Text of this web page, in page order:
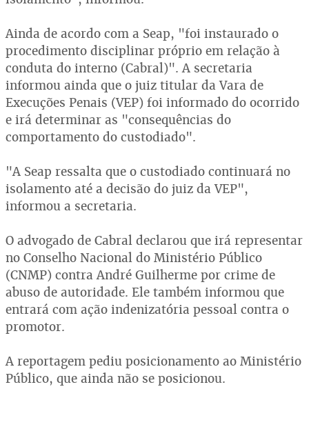
Ainda de acordo com a Seap, "foi instaurado o
procedimento disciplinar próprio em relação à
conduta do interno (Cabral)". A secretaria
informou ainda que o juiz titular da Vara de
Execuções Penais (VEP) foi informado do ocorrido
e irá determinar as "consequências do
comportamento do custodiado".
"A Seap ressalta que o custodiado continuará no
isolamento até a decisão do juiz da VEP",
informou a secretaria.
O advogado de Cabral declarou que irá representar
no Conselho Nacional do Ministério Público
(CNMP) contra André Guilherme por crime de
abuso de autoridade. Ele também informou que
entrará com ação indenizatória pessoal contra o
promotor.
A reportagem pediu posicionamento ao Ministério
Público, que ainda não se posicionou.